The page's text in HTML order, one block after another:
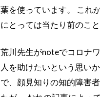
葉を使っています。 これ
にとっては当たり前のこと
荒川先生がnoteでコロナ
人を助けたいという思い
で、顔見知りの知的障害